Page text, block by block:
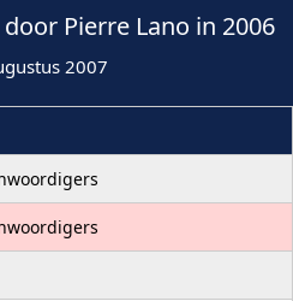
Pierre Lano in 2006
2007